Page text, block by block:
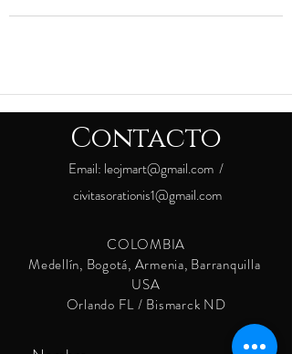
Contacto
Email: leojmart@gmail.com /
civitasorationis1@gmail.com
COLOMBIA
Medellín, Bogotá, Armenia, Barranquilla
USA
Orlando FL / Bismarck ND